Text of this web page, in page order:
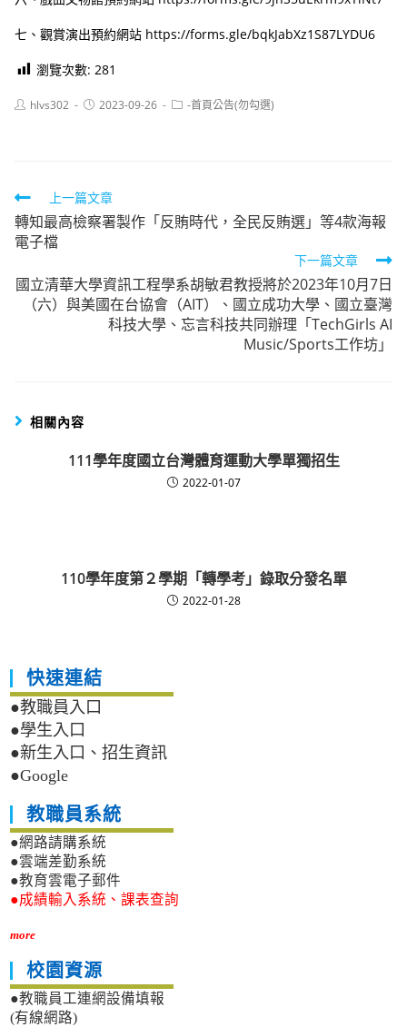
七、觀賞演出預約網站 https://forms.gle/bqkJabXz1S87LYDU6
瀏覽次數: 281
Posthlvs302
Post2023-09-26
Post-首頁公告(勿勾選)
Read
more
articles
上一篇文章
轉知最高檢察署製作「反賄時代，全民反賄選」等4款海報
電子檔
下一篇文章
國立清華大學資訊工程學系胡敏君教授將於2023年10月7日
（六）與美國在台協會（AIT）、國立成功大學、國立臺灣
科技大學、忘言科技共同辦理「TechGirls AI
Music/Sports工作坊」
相關內容
111學年度國立台灣體育運動大學單獨招生
2022-01-07
110學年度第２學期「轉學考」錄取分發名單
2022-01-28
快速連結
●教職員入口
●學生入口
●新生入口、招生資訊
●Google
教職員系統
●網路請購系統
●雲端差勤系統
●教育雲電子郵件
●成績輸入系統、課表查詢
more
校園資源
●教職員工連網設備填報
(有線網路)